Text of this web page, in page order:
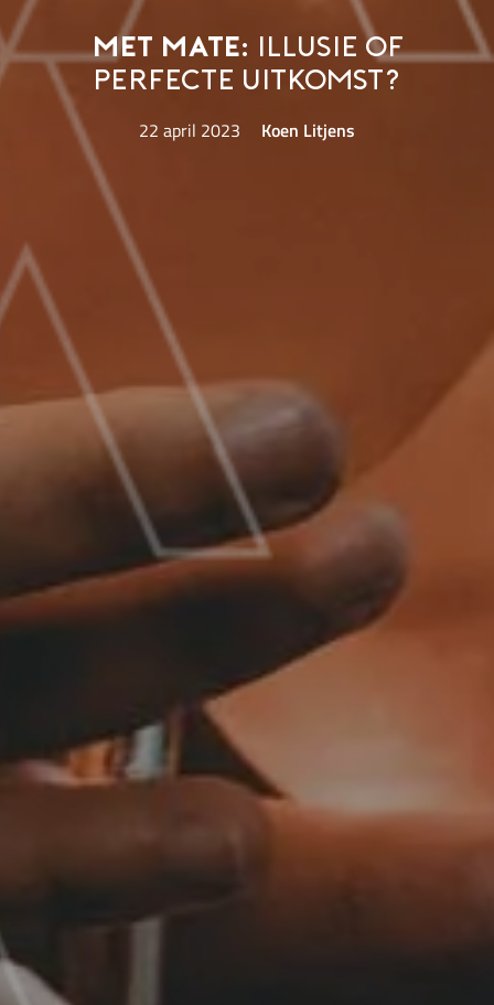
Met mate: illusie of
perfecte uitkomst?
22 april 2023 Koen Litjens